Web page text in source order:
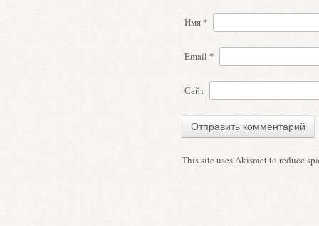
Имя *
Email *
Сайт
This site uses Akismet to reduce